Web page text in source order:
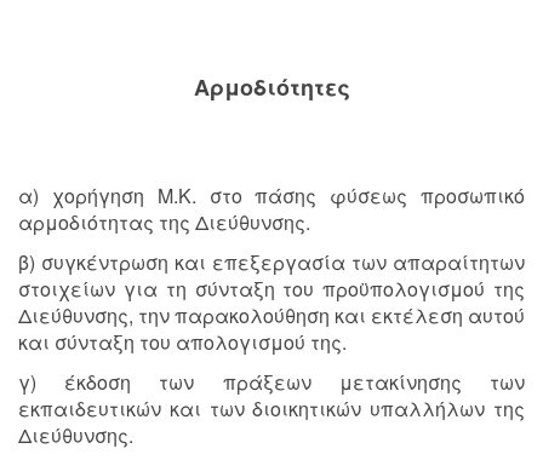
Aρμοδιότητες
α) χορήγηση Μ.Κ. στο πάσης φύσεως προσωπικό
αρμοδιότητας της Διεύθυνσης.
β) συγκέντρωση και επεξεργασία των απαραίτητων
στοιχείων για τη σύνταξη του προϋπολογισμού της
Διεύθυνσης, την παρακολούθηση και εκτέλεση αυτού
και σύνταξη του απολογισμού της.
γ) έκδοση των πράξεων μετακίνησης των
εκπαιδευτικών και των διοικητικών υπαλλήλων της
Διεύθυνσης.